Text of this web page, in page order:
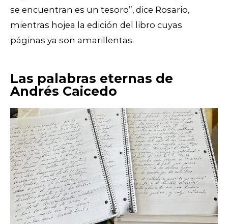
se encuentran es un tesoro”, dice Rosario,
mientras hojea la edición del libro cuyas
páginas ya son amarillentas.
Las palabras eternas de
Andrés Caicedo